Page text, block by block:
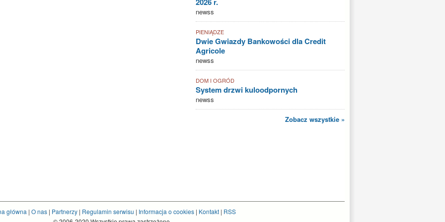
newss
PIENIĄDZE
Dwie Gwiazdy Bankowości dla Credit
Agricole
newss
DOM I OGRÓD
System drzwi kuloodpornych
newss
Zobacz wszystkie »
główna | O nas| Partnerzy| Regulamin serwisu | Informacja o cookies| Kontakt| RSS